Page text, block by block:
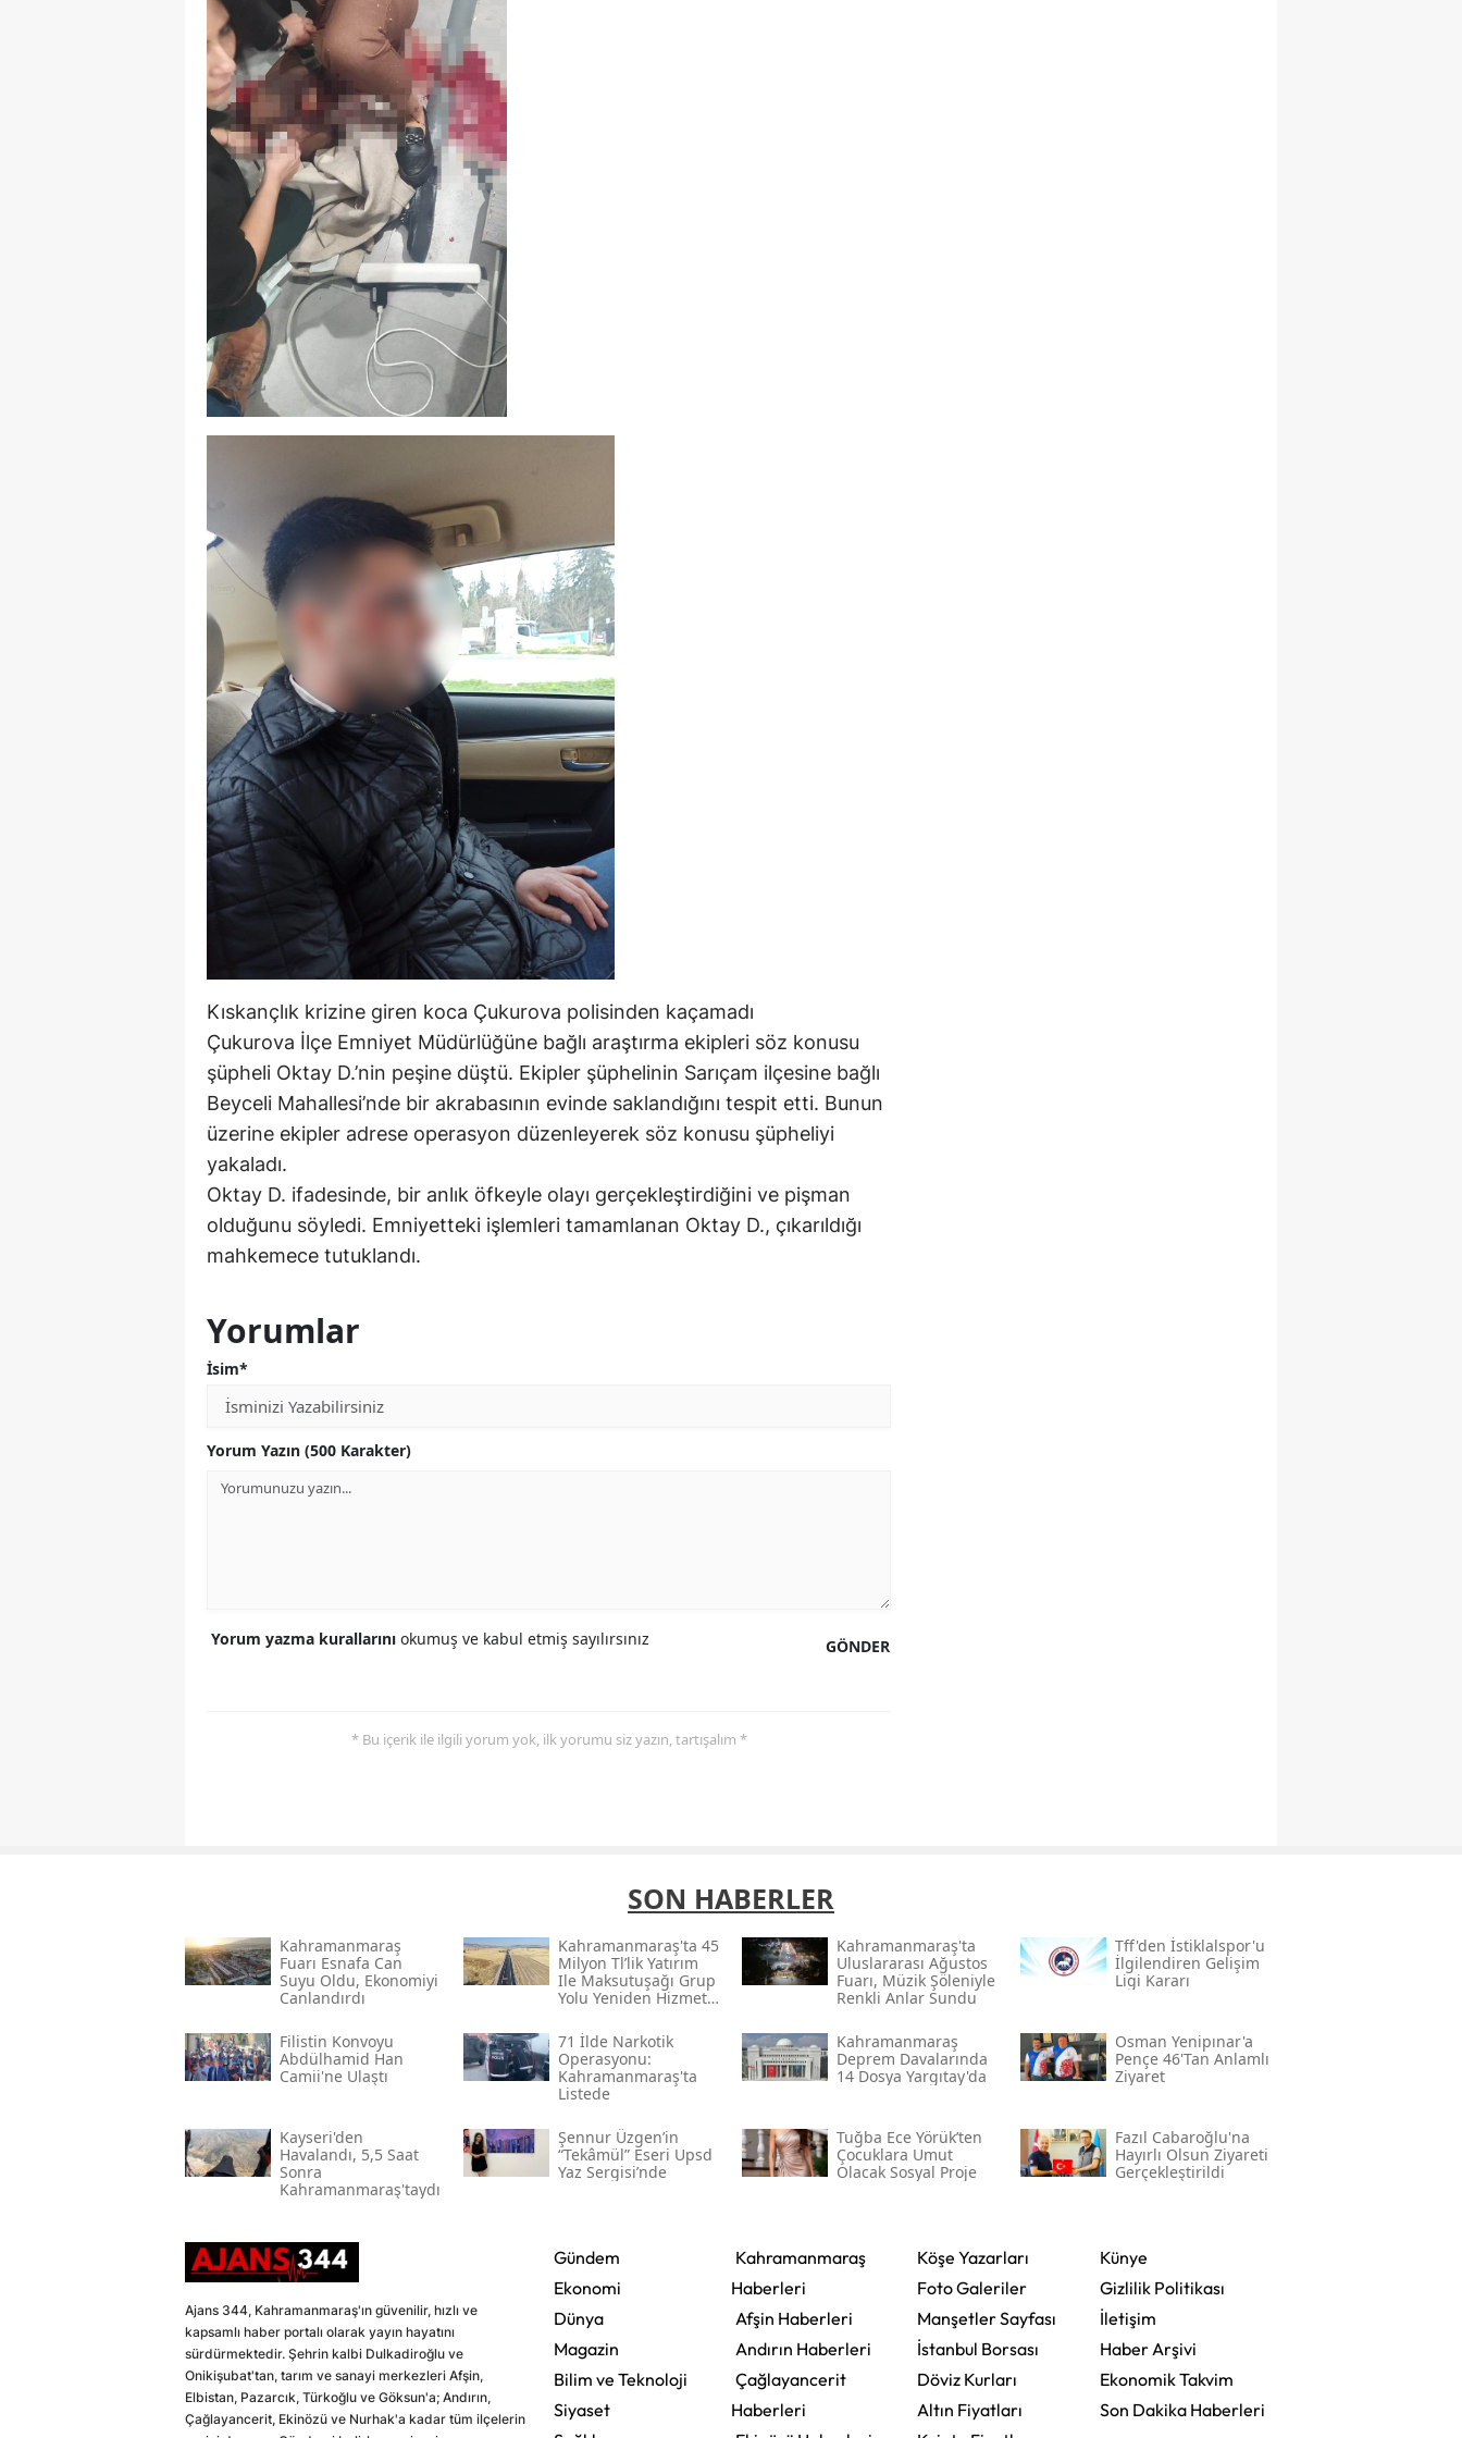
Kıskançlık krizine giren koca Çukurova polisinden kaçamadı
Çukurova İlçe Emniyet Müdürlüğüne bağlı araştırma ekipleri söz konusu
şüpheli Oktay D.’nin peşine düştü. Ekipler şüphelinin Sarıçam ilçesine bağlı
Beyceli Mahallesi’nde bir akrabasının evinde saklandığını tespit etti. Bunun
üzerine ekipler adrese operasyon düzenleyerek söz konusu şüpheliyi
yakaladı.
Oktay D. ifadesinde, bir anlık öfkeyle olayı gerçekleştirdiğini ve pişman
olduğunu söyledi. Emniyetteki işlemleri tamamlanan Oktay D., çıkarıldığı
mahkemece tutuklandı.
Yorumlar
İsim*
Yorum Yazın (500 Karakter)
GÖNDER
Yorum yazma kurallarını okumuş ve kabul etmiş sayılırsınız
* Bu içerik ile ilgili yorum yok, ilk yorumu siz yazın, tartışalım *
SON HABERLER
Kahramanmaraş
Fuarı Esnafa Can
Suyu Oldu, Ekonomiyi
Canlandırdı
Kahramanmaraş'ta 45
Milyon Tl’lik Yatırım
Ile Maksutuşağı Grup
Yolu Yeniden Hizmete
Kahramanmaraş'ta
Uluslararası Ağustos
Fuarı, Müzik Şöleniyle
Renkli Anlar Sundu
Tff'den İstiklalspor'u
İlgilendiren Gelişim
Ligi Kararı
Filistin Konvoyu
Abdülhamid Han
Camii'ne Ulaştı
71 İlde Narkotik
Operasyonu:
Kahramanmaraş'ta
Listede
Kahramanmaraş
Deprem Davalarında
14 Dosya Yargıtay'da
Osman Yenipınar'a
Pençe 46'tan Anlamlı
Ziyaret
Kayseri'den
Havalandı, 5,5 Saat
Sonra
Kahramanmaraş'taydı
Şennur Üzgen’in
“tekâmül” Eseri Upsd
Yaz Sergisi’nde
Tuğba Ece Yörük’ten
Çocuklara Umut
Olacak Sosyal Proje
Fazıl Cabaroğlu'na
Hayırlı Olsun Ziyareti
Gerçekleştirildi
Ajans 344, Kahramanmaraş'ın güvenilir, hızlı ve
kapsamlı haber portalı olarak yayın hayatını
sürdürmektedir. Şehrin kalbi Dulkadiroğlu ve
Onikişubat'tan, tarım ve sanayi merkezleri Afşin,
Elbistan, Pazarcık, Türkoğlu ve Göksun'a; Andırın,
Çağlayancerit, Ekinözü ve Nurhak'a kadar tüm ilçelerin
Gündem
Ekonomi
Dünya
Magazin
Bilim ve Teknoloji
Siyaset
Kahramanmaraş
Haberleri
Afşin Haberleri
Andırın Haberleri
Çağlayancerit
Haberleri
Köşe Yazarları
Foto Galeriler
Manşetler Sayfası
İstanbul Borsası
Döviz Kurları
Altın Fiyatları
Künye
Gizlilik Politikası
İletişim
Haber Arşivi
Ekonomik Takvim
Son Dakika Haberleri